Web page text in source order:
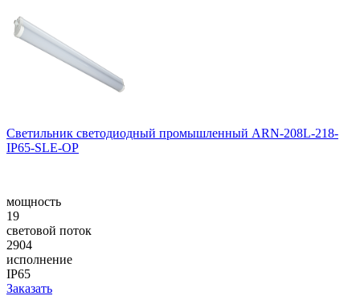
Светильник светодиодный промышленный ARN-208L-218-
IP65-SLE-OP
мощность
19
световой поток
2904
исполнение
IP65
Заказать